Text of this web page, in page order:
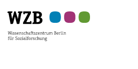
Hauptinhalt
springen
Navigation
springen
Suche
springen
Sekundärnavigation
springen
Fußzeile
springen